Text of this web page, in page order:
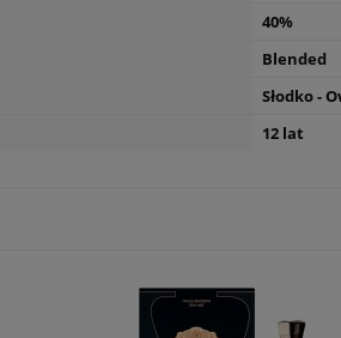
40%
Blended
Słodko -
12 lat